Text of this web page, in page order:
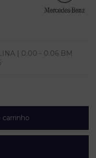
| 0.00 - 0.06 BM
carrinho